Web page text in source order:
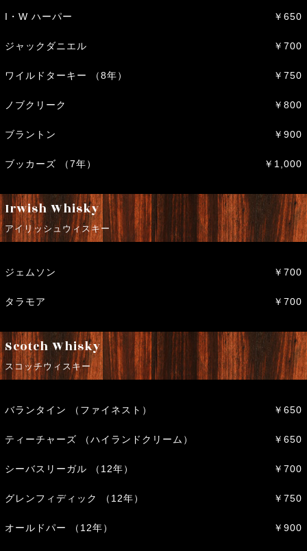
I・W ハーパー ￥650
ジャックダニエル ￥700
ワイルドターキー （8年） ￥750
ノブクリーク ￥800
ブラントン ￥900
ブッカーズ （7年） ￥1,000
Irwish Whisky
アイリッシュウィスキー
ジェムソン ￥700
タラモア ￥700
Scotch Whisky
スコッチウィスキー
バランタイン （ファイネスト） ￥650
ティーチャーズ （ハイランドクリーム） ￥650
シーバスリーガル （12年） ￥700
グレンフィディック （12年） ￥750
オールドパー （12年） ￥900